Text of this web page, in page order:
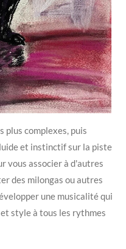
plus complexes, puis
et instinctif sur la piste
vous associer à d'autres
des milongas ou autres
une musicalité qui
style à tous les rythmes